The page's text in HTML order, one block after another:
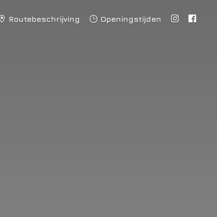
Routebeschrijving Openingstijden